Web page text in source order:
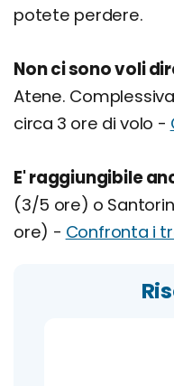
potete perdere.
Non ci sono voli
Atene.
circa 3 ore di volo -
E' raggiungibile
(3/5 ore) o
ore) - Confronta i